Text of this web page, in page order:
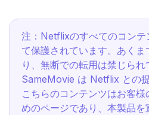
注：Netflixのすべてのコンテ
て保護されています。あく
り、無断での転用は禁じられ
SameMovie は Netflix との提
こちらのコンテンツはお客
めのページであり、本製品